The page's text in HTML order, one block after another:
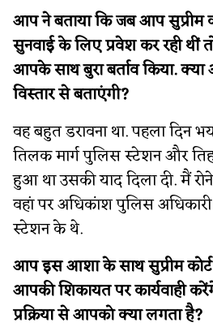
आप ने बताया कि जब आप सुप्रीम
सुनवाई के लिए प्रवेश कर रही थीं
आपके साथ बुरा बर्ताव किया.
विस्तार से बताएंगी?
वह बहुत डरावना था. पहला दिन
तिलक मार्ग पुलिस स्टेशन और
हुआ था उसकी याद दिला दी. मैं
वहां पर अधिकांश पुलिस
स्टेशन के थे.
आप इस आशा के साथ सुप्रीम
आपकी शिकायत पर कार्यवाही
प्रक्रिया से आपको क्या लगता है?